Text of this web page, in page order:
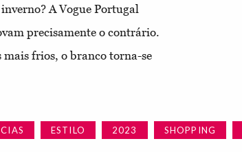
A Vogue Portugal
precisamente o contrário.
frios, o branco torna-se
ESTILO 2023 SHOPPING